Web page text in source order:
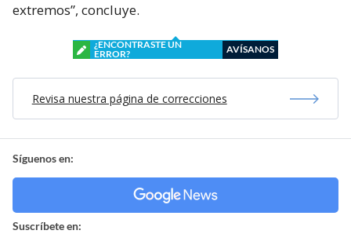
extremos”, concluye.
¿ENCONTRASTE UN
ERROR?
AVÍSANOS
Revisa nuestra página de correcciones
Síguenos en:
Suscríbete en: